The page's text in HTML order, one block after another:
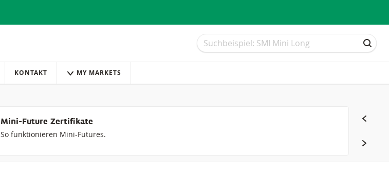
Suche
Suche
KONTAKT MY MARKETS
Mini-Future Zertifikate
So funktionieren Mini-Futures.